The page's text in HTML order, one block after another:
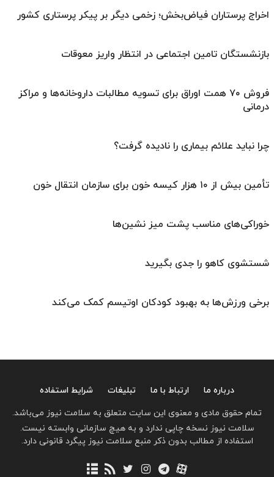
اخراج پرستاران فیاض‌بخش؛ زخمی دیگر بر پیکر پرستاری کشور
بازنشستگان تامین اجتماعی در انتظار واریز معوقات
فروش ۷۰ همت اوراق برای تسویه مطالبات داروخانه‌ها و مراکز
درمانی
چرا نباید علائم بیماری را نادیده گرفت؟
تأمین بیش از ۱۰ هزار کیسه خون برای سازمان انتقال خون
خوراکی‌های مناسب پشت میز نشین‌ها
شستشوی کاهو را جدی بگیرید
برخی ورزش‌ها به بهبود کودکان اوتیسم کمک می‌کند
درباره ما ارتباط با ما تبلیغات
شرایط استفاده
تمام حقوق مادی و معنوی این سایت متعلق به سلامت نیوز می‌باشد.
سلامت نیوز نسخه چاپی ندارد و به هیچ سازمانی وابسته نیست.
استفاده از مطالب بدون ذکر منبع سلامت نیوز پیگرد قانونی دارد.